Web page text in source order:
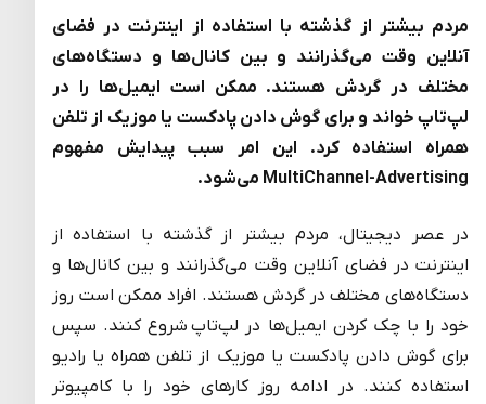
مردم بیشتر از گذشته با استفاده از اینترنت در فضای
آنلاین وقت می‌گذرانند و بین کانال‌ها و دستگاه‌های
مختلف در گردش هستند. ممکن است ایمیل‌ها را در
لپ‌تاپ خواند و برای گوش دادن پادکست یا موزیک از تلفن
همراه استفاده کرد. این امر سبب پیدایش مفهوم
MultiChannel-Advertising می‌شود.
در عصر دیجیتال، مردم بیشتر از گذشته با استفاده از
اینترنت در فضای آنلاین وقت می‌گذرانند و بین کانال‌ها و
دستگاه‌های مختلف در گردش هستند. افراد ممکن است روز
خود را با چک کردن ایمیل‌ها در لپ‌تاپ شروع کنند. سپس
برای گوش دادن پادکست یا موزیک از تلفن همراه یا رادیو
استفاده کنند. در ادامه روز کارهای خود را با کامپیوتر